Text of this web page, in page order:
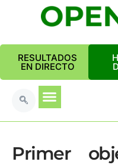
RESULTADOS
EN DIRECTO
Primer